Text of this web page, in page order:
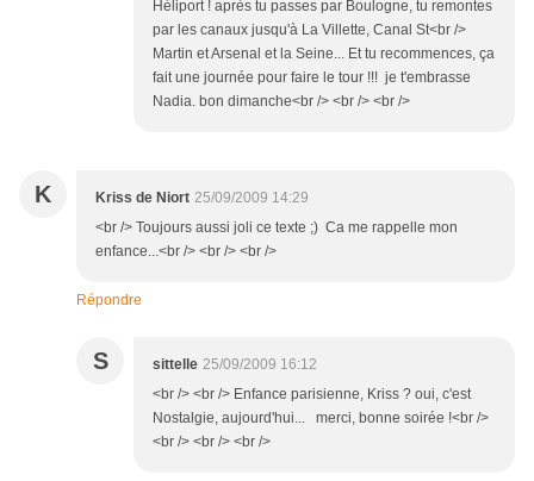
Héliport ! après tu passes par Boulogne, tu remontes
par les canaux jusqu'à La Villette, Canal St<br />
Martin et Arsenal et la Seine... Et tu recommences, ça
fait une journée pour faire le tour !!! je t'embrasse
Nadia. bon dimanche<br /> <br /> <br />
K Kriss de Niort 25/09/2009 14:29
<br /> Toujours aussi joli ce texte ;) Ca me rappelle mon
enfance...<br /> <br /> <br />
Répondre
S sittelle 25/09/2009 16:12
<br /> <br /> Enfance parisienne, Kriss ? oui, c'est
Nostalgie, aujourd'hui... merci, bonne soirée !<br />
<br /> <br /> <br />